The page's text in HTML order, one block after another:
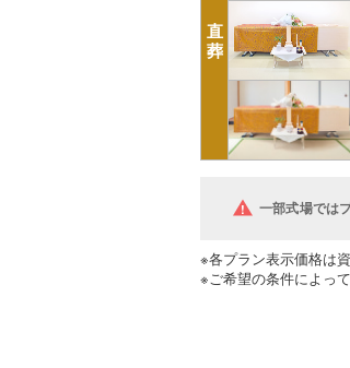
直
葬
一部式場では
※各プラン表示価格は
※ご希望の条件によっ